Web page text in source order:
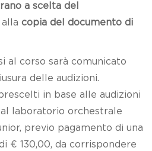
a scelta del
copia del documento di
al corso sarà comunicato
delle audizioni.
in base alle audizioni
laboratorio orchestrale
previo pagamento di una
€ 130,00, da corrispondere